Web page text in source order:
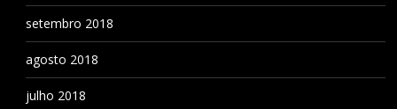
setembro 2018
agosto 2018
julho 2018